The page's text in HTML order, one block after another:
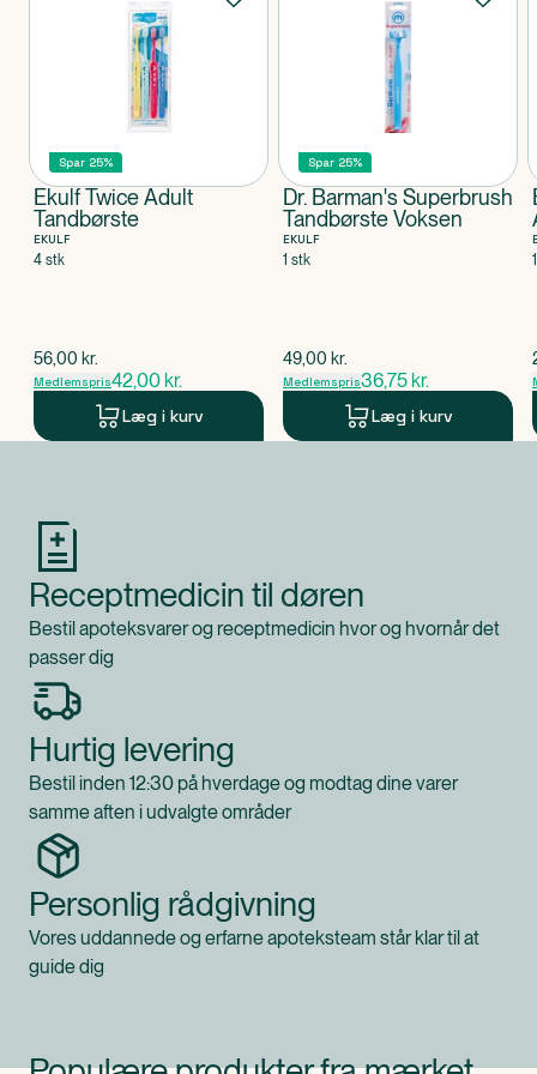
Spar 25%
Ekulf Twice Adult
Tandbørste
EKULF
4 stk
$gammel pris
56,00 kr.
Medlemspris42,00 kr.
Læg i kurv
Spar 25%
Dr. Barman's Superbrush
Tandbørste Voksen
EKULF
1 stk
$gammel pris
49,00 kr.
Medlemspris36,75 kr.
Læg i kurv
Receptmedicin til døren
Bestil apoteksvarer og receptmedicin hvor og hvornår det
passer dig
Hurtig levering
Bestil inden 12:30 på hverdage og modtag dine varer
samme aften i udvalgte områder
Personlig rådgivning
Vores uddannede og erfarne apoteksteam står klar til at
guide dig